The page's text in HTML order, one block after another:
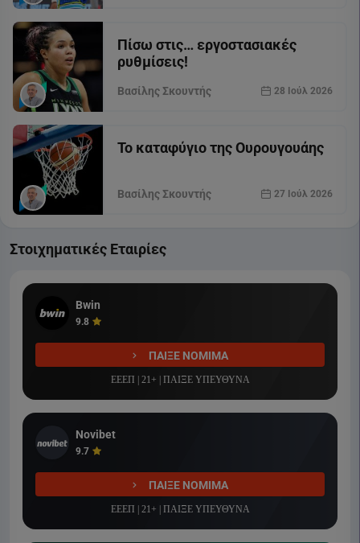
Πίσω στις… εργοστασιακές
ρυθμίσεις!
Βασίλης Σκουντής 28 Ιούλ 2026
Το καταφύγιο της Ουρουγουάης
Βασίλης Σκουντής 27 Ιούλ 2026
Στοιχηματικές Εταιρίες
Bwin
9.8
ΠΑΙΞΕ ΝΟΜΙΜΑ
ΕΕΕΠ | 21+ | ΠΑΙΞΕ ΥΠΕΥΘΥΝΑ
Novibet
9.7
ΠΑΙΞΕ ΝΟΜΙΜΑ
ΕΕΕΠ | 21+ | ΠΑΙΞΕ ΥΠΕΥΘΥΝΑ